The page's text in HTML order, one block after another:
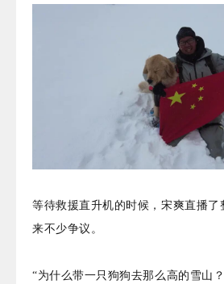
等待救援直升机的时候，宋爽直播了
来不少争议。
“为什么带一只狗狗去那么高的雪山